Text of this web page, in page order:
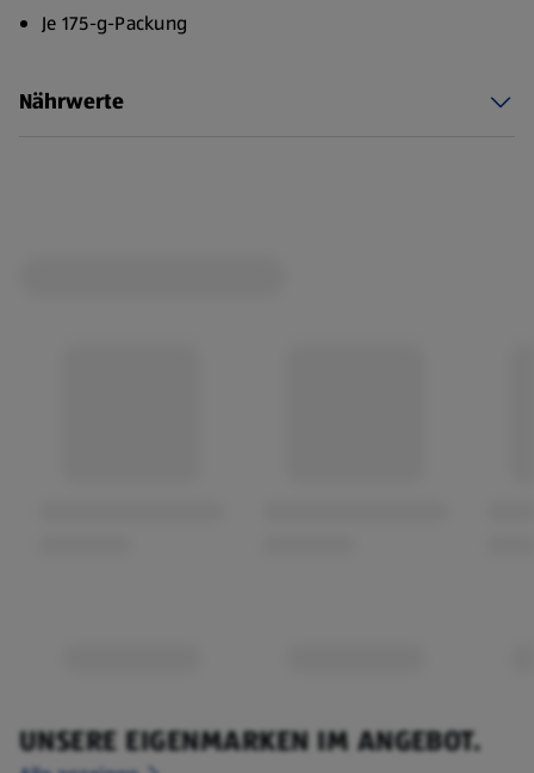
Je 175-g-Packung
Nährwerte
UNSERE EIGENMARKEN IM ANGEBOT.